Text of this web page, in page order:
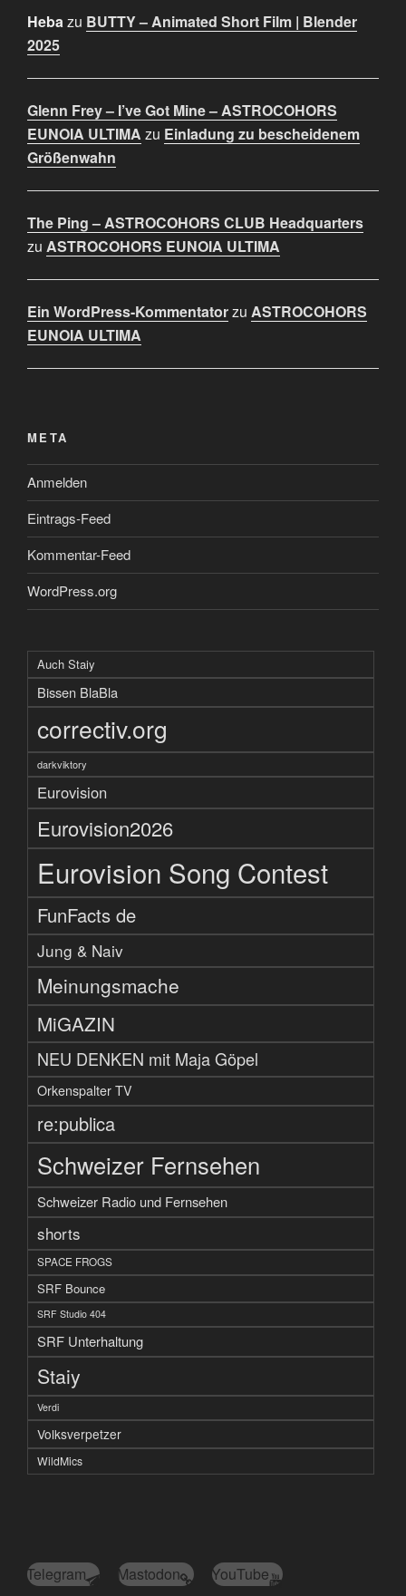
Hebazu BUTTY – Animated Short Film | Blender
2025
Glenn Frey – I’ve Got Mine – ASTROCOHORS
EUNOIA ULTIMA zu Einladung zu bescheidenem
Größenwahn
The Ping – ASTROCOHORS CLUB Headquarters
zu ASTROCOHORS EUNOIA ULTIMA
Ein WordPress-Kommentatorzu ASTROCOHORS
EUNOIA ULTIMA
META
Anmelden
Eintrags-Feed
Kommentar-Feed
WordPress.org
Auch Staiy
Bissen BlaBla
correctiv.org
darkviktory
Eurovision
Eurovision2026
Eurovision Song Contest
FunFacts de
Jung & Naiv
Meinungsmache
MiGAZIN
NEU DENKEN mit Maja Göpel
Orkenspalter TV
re:publica
Schweizer Fernsehen
Schweizer Radio und Fernsehen
shorts
SPACE FROGS
SRF Bounce
SRF Studio 404
SRF Unterhaltung
Staiy
Verdi
Volksverpetzer
WildMics
Telegram Mastodon YouTube